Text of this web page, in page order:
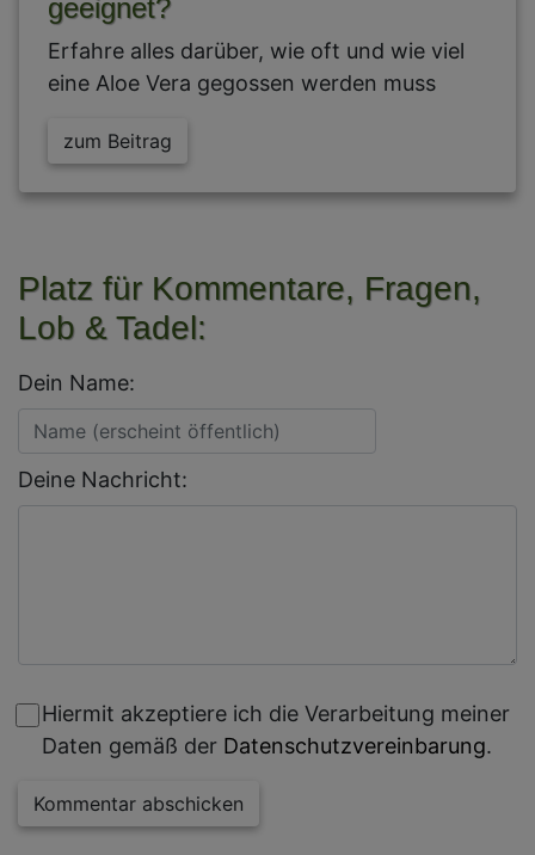
geeignet?
Erfahre alles darüber, wie oft und wie viel
eine Aloe Vera gegossen werden muss
zum Beitrag
Platz für Kommentare, Fragen,
Lob & Tadel:
Dein Name:
Deine Nachricht:
Hiermit akzeptiere ich die Verarbeitung meiner
Daten gemäß der Datenschutzvereinbarung.
Kommentar abschicken